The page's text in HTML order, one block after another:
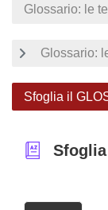
Glossario: le
Glossario:
Sfoglia il